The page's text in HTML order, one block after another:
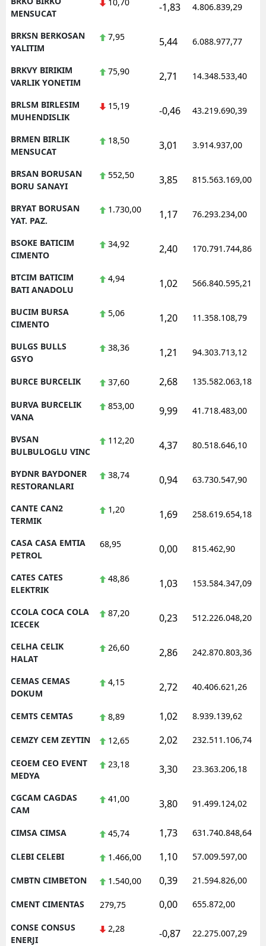
MENSUCAT
-1,83 4.806.839,29
BRKSN BERKOSAN
YALITIM
7,95 5,44 6.088.977,77
BRKVY BIRIKIM
VARLIK YONETIM
75,90 2,71 14.348.533,40
BRLSM BIRLESIM
MUHENDISLIK
15,19 -0,46 43.219.690,39
BRMEN BIRLIK
MENSUCAT
18,50 3,01 3.914.937,00
BRSAN BORUSAN
BORU SANAYI
552,50 3,85 815.563.169,00
BRYAT BORUSAN
YAT. PAZ.
1.730,00 1,17 76.293.234,00
BSOKE BATICIM
CIMENTO
34,92 2,40 170.791.744,86
BTCIM BATICIM
BATI ANADOLU
4,94 1,02 566.840.595,21
BUCIM BURSA
CIMENTO
5,06 1,20 11.358.108,79
BULGS BULLS
GSYO
38,36 1,21 94.303.713,12
BURCE BURCELIK 37,60 2,68 135.582.063,18
BURVA BURCELIK
VANA
853,00 9,99 41.718.483,00
BVSAN
BULBULOGLU VINC
112,20 4,37 80.518.646,10
BYDNR BAYDONER
RESTORANLARI
38,74 0,94 63.730.547,90
CANTE CAN2
TERMIK
1,20 1,69 258.619.654,18
CASA CASA EMTIA
PETROL
68,95 0,00 815.462,90
CATES CATES
ELEKTRIK
48,86 1,03 153.584.347,09
CCOLA COCA COLA
ICECEK
87,20 0,23 512.226.048,20
CELHA CELIK
HALAT
26,60 2,86 242.870.803,36
CEMAS CEMAS
DOKUM
4,15 2,72 40.406.621,26
CEMTS CEMTAS 8,89 1,02 8.939.139,62
CEMZY CEM ZEYTIN 12,65 2,02 232.511.106,74
CEOEM CEO EVENT
MEDYA
23,18 3,30 23.363.206,18
CGCAM CAGDAS
CAM
41,00 3,80 91.499.124,02
CIMSA CIMSA 45,74 1,73 631.740.848,64
CLEBI CELEBI 1.466,00 1,10 57.009.597,00
CMBTN CIMBETON 1.540,00 0,39 21.594.826,00
CMENT CIMENTAS 279,75 0,00 655.872,00
CONSE CONSUS
ENERJI
2,28 -0,87 22.275.007,29